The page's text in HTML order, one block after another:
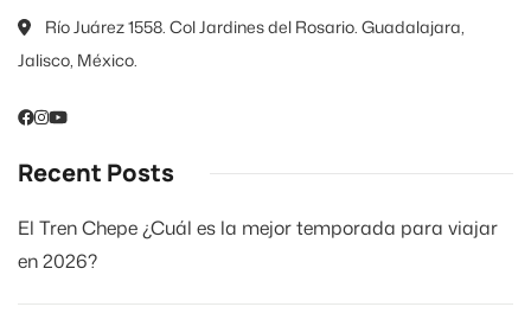
Río Juárez 1558. Col Jardines del Rosario. Guadalajara,
Jalisco, México.
Recent Posts
El Tren Chepe ¿Cuál es la mejor temporada para viajar
en 2026?